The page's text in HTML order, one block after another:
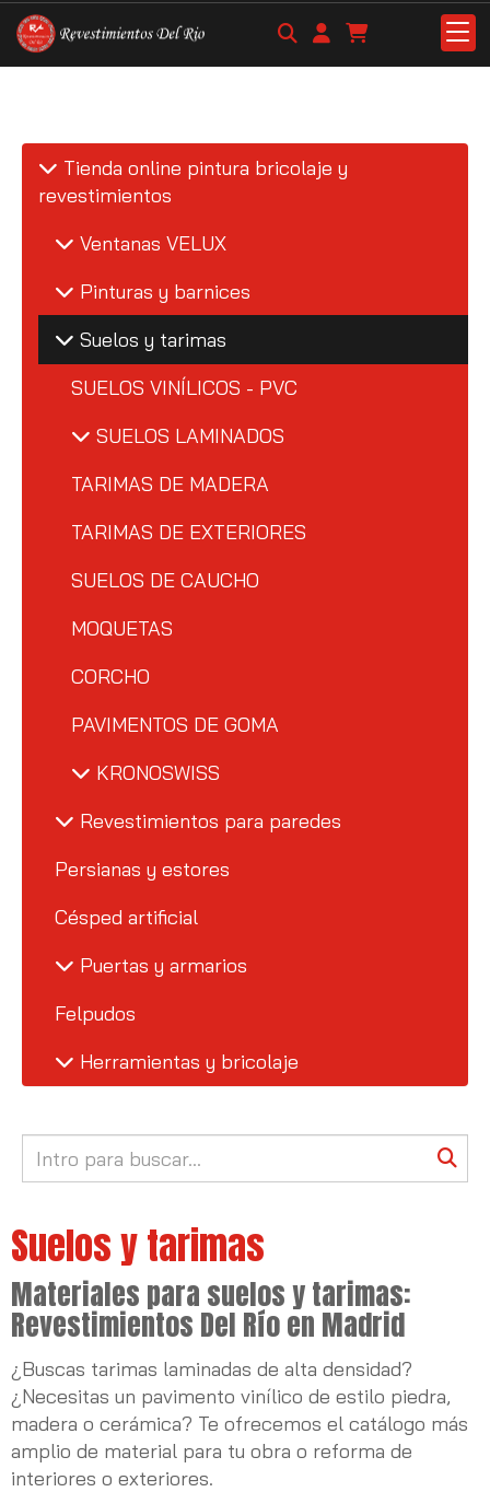
Tienda online pintura bricolaje y
revestimientos
Ventanas VELUX
Pinturas y barnices
Suelos y tarimas
SUELOS VINÍLICOS - PVC
SUELOS LAMINADOS
TARIMAS DE MADERA
TARIMAS DE EXTERIORES
SUELOS DE CAUCHO
MOQUETAS
CORCHO
PAVIMENTOS DE GOMA
KRONOSWISS
Revestimientos para paredes
Persianas y estores
Césped artificial
Puertas y armarios
Felpudos
Herramientas y bricolaje
Suelos y tarimas
Materiales para suelos y tarimas:
Revestimientos Del Río en Madrid
¿Buscas tarimas laminadas de alta densidad?
¿Necesitas un pavimento vinílico de estilo piedra,
madera o cerámica? Te ofrecemos el catálogo más
amplio de material para tu obra o reforma de
interiores o exteriores.